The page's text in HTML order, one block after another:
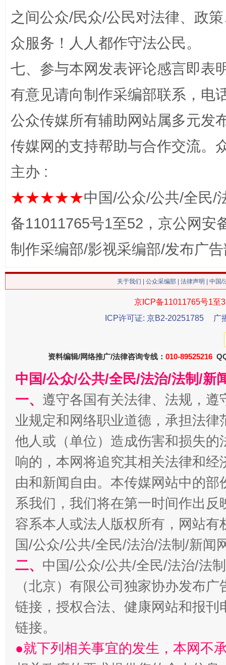
招工难、用工荒背后
网上购药对药下症？
这是一记警钟！ 谢
在谋一域中谋全局
习近平的博鳌关键词
魏明
之间公众/民众/公民对法律、政
众服务！人人都作守法公民。
七、参与本网发表评论感言即表
有意见请向制作采编部联系，电
公众传媒所有辅助网站属多元发
传媒网的支持帮助与合作交流。
主办 :
★★★★★中国/公众/公共/全民/
备11011765号1至52，京公网安
制作采编部/影视采编部/发布广
关于我们 公众采编部 法律声明 | 中国
京ICP备11011765号1至
ICP许可证: 京B2-20251785
广
资料编辑/网络推广/法律咨询专线： 010-89525216
中国/公众/公共/全民/法治/法制/新
一、 遵守各国有关法律、法规，
业规定和网络职业道德，承担法
他人或（单位）造成伤害和损失
响的，本网将追究其相关法律和
由和新闻自由。本传媒网站中的
系我们，我们将在第一时间作出
容系本人或法人版权所有，网站
国/公众/公共/全民/法治/法制/新闻
二、 中国/公众/公共/全民/法治/法
（北京）有限公司独家协办发布
链接，授权合法、健康网站和报
链接。
●就下列相关事宜的发生，本网不